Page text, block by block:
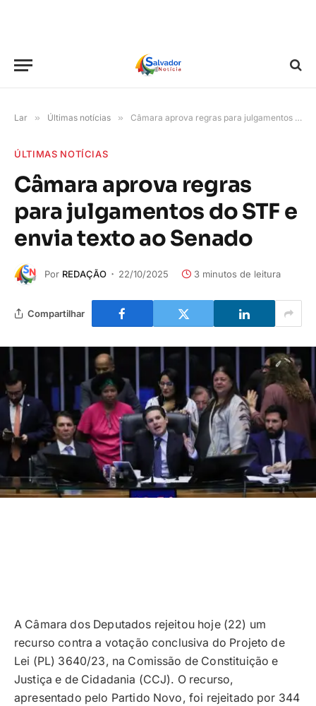
Lar » Últimas notícias » Câmara aprova regras para julgamentos do STF e envia texto ao Senado
ÚLTIMAS NOTÍCIAS
Câmara aprova regras
para julgamentos do STF e
envia texto ao Senado
Por REDAÇÃO 22/10/2025 3 minutos de leitura
Compartilhar
A Câmara dos Deputados rejeitou hoje (22) um
recurso contra a votação conclusiva do Projeto de
Lei (PL) 3640/23, na Comissão de Constituição e
Justiça e de Cidadania (CCJ). O recurso,
apresentado pelo Partido Novo, foi rejeitado por 344